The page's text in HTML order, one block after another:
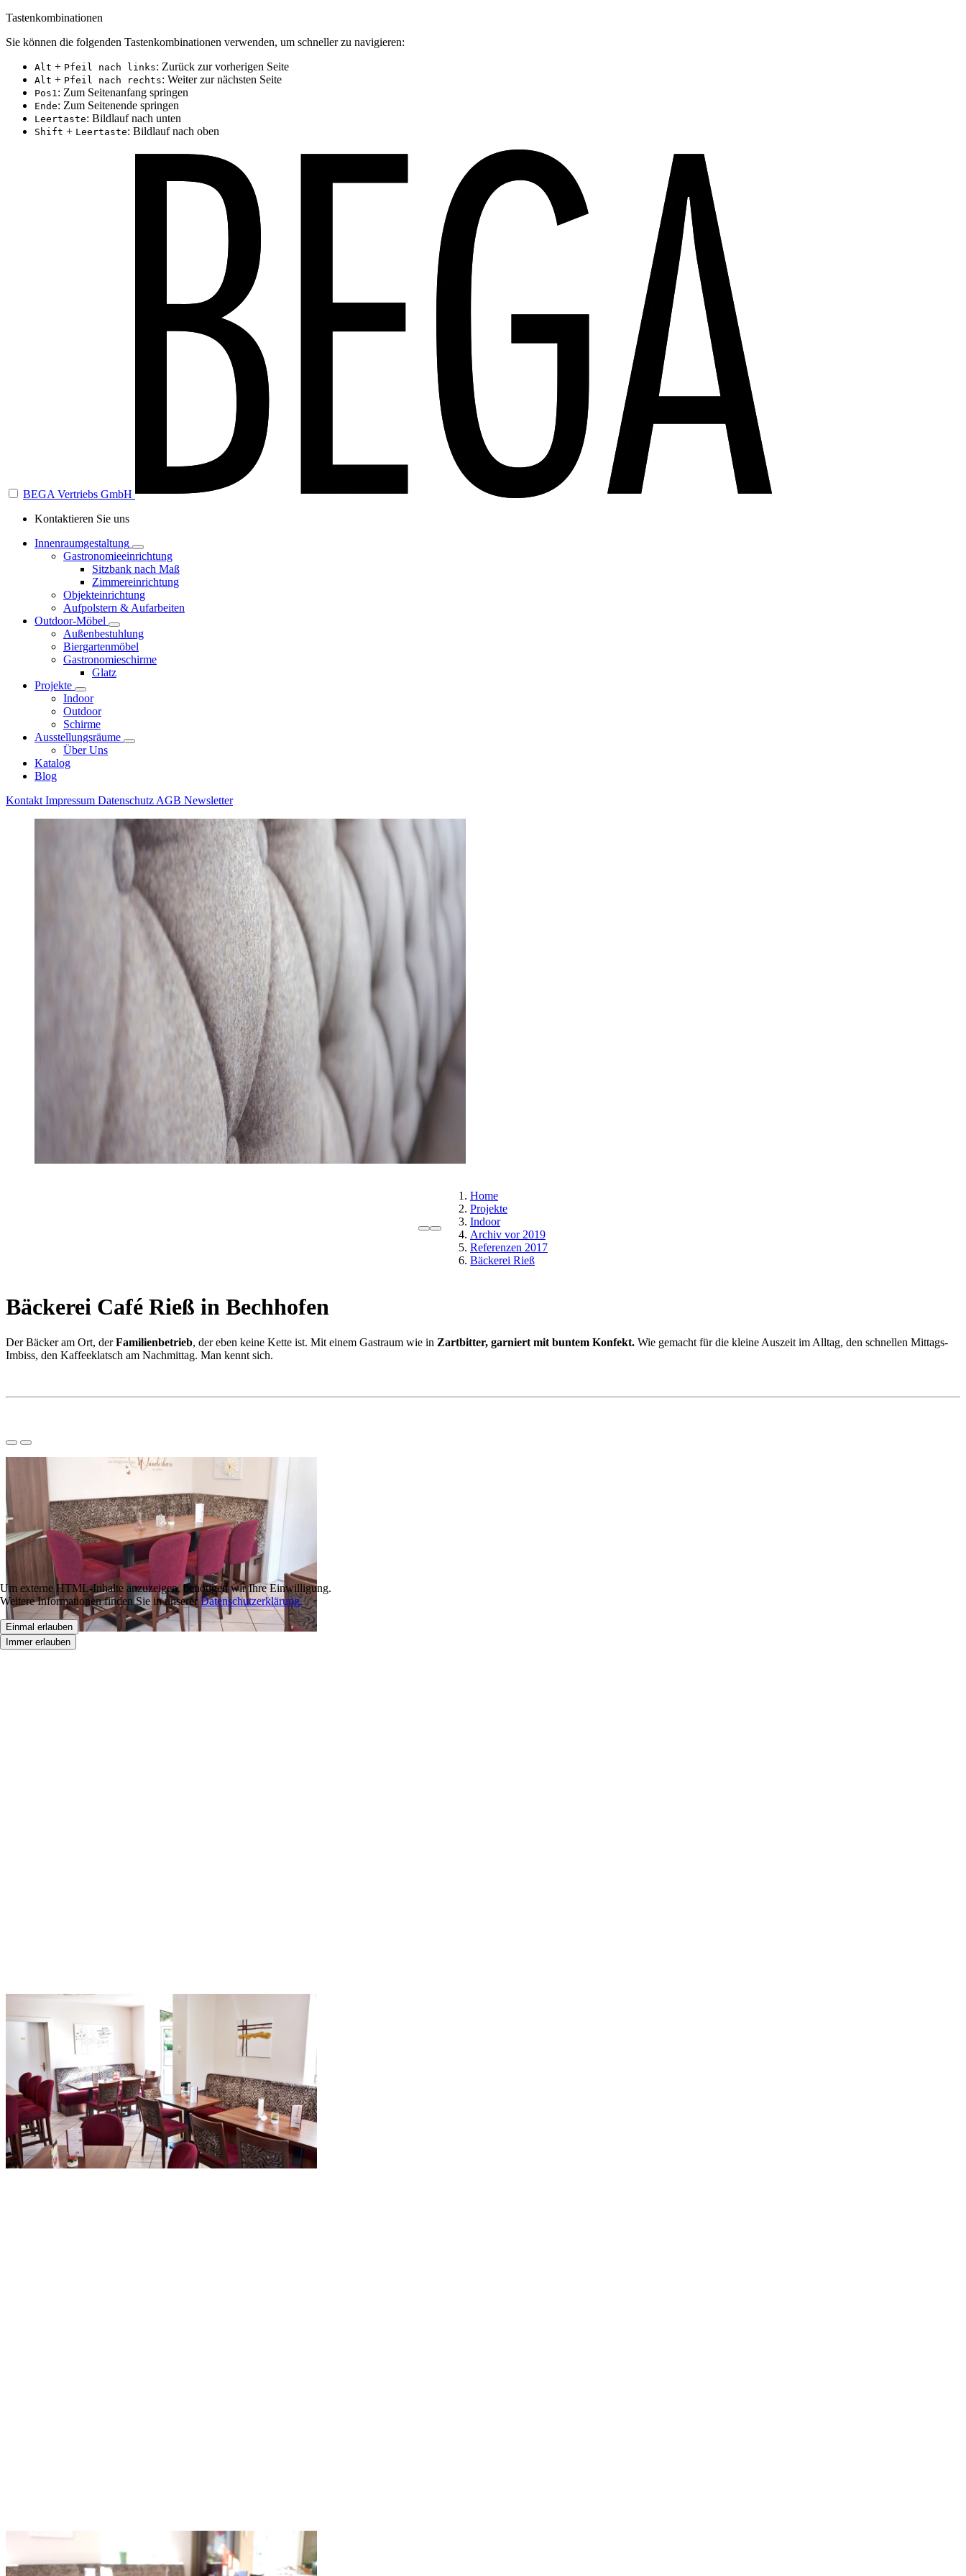
Tastenkombinationen
Sie können die folgenden Tastenkombinationen verwenden, um schneller zu navigieren:
Alt + Pfeil nach links: Zurück zur vorherigen Seite
Alt + Pfeil nach rechts: Weiter zur nächsten Seite
Pos1: Zum Seitenanfang springen
Ende: Zum Seitenende springen
Leertaste: Bildlauf nach unten
Shift + Leertaste: Bildlauf nach oben
BEGA Vertriebs GmbH
Kontaktieren Sie uns
Innenraumgestaltung
Gastronomieeinrichtung
Sitzbank nach Maß
Zimmereinrichtung
Objekteinrichtung
Aufpolstern & Aufarbeiten
Outdoor-Möbel
Außenbestuhlung
Biergartenmöbel
Gastronomieschirme
Glatz
Projekte
Indoor
Outdoor
Schirme
Ausstellungsräume
Über Uns
Katalog
Blog
Kontakt Impressum Datenschutz AGB Newsletter
Home
Projekte
Indoor
Archiv vor 2019
Referenzen 2017
Bäckerei Rieß
Bäckerei Café Rieß in Bechhofen
Der Bäcker am Ort, derFamilienbetrieb, der eben keine Kette ist. Mit einem Gastraum wie in Zartbitter, garniert mit buntem Konfekt. Wie gemacht für die kleine Auszeit im Alltag, den schnellen Mittags-
Imbiss, den Kaffeeklatsch am Nachmittag. Man kennt sich.
Um externe HTML-Inhalte anzuzeigen, benötigen wir Ihre Einwilligung.
Weitere Informationen finden Sie in unsererDatenschutzerklärung.
Einmal erlauben
Immer erlauben